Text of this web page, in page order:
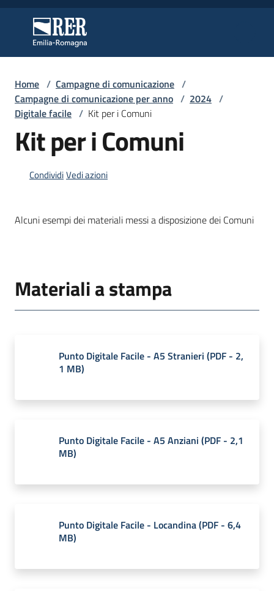
Regione Emilia-Romagna
Regione Emilia-Romagna
Regione
Novità
Leggi
di
Home / Campagne di comunicazione /
Campagne di comunicazione per anno / 2024 /
Digitale facile / Kit per i Comuni
Kit per i Comuni
CondividiVedi azioni
Alcuni esempi dei materiali messi a disposizione dei Comuni
Materiali a stampa
Punto Digitale Facile - A5 Stranieri (PDF - 2,
1 MB)
Punto Digitale Facile - A5 Anziani (PDF - 2,1
MB)
Punto Digitale Facile - Locandina(PDF - 6,4
MB)